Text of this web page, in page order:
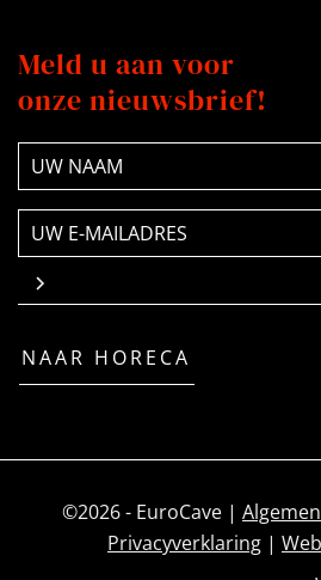
Meld u aan voor
onze nieuwsbrief!
NAAM
(Vereist)
E-
mailadres
(Vereist)
NAAR HORECA
©2026 - EuroCave |
Privacyverklaring |